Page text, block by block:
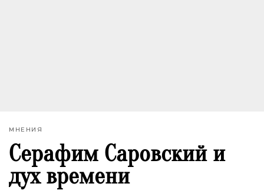
МНЕНИЯ
Серафим Саровский и
дух времени